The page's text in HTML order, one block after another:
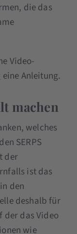
die das
Video-
eine Anleitung.
machen
welches
SERPS
der
ist das
den
deshalb für
der das Video
wie